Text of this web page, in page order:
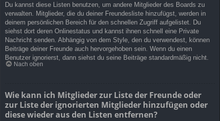
Du kannst diese Listen benutzen, um andere Mitglieder des Boards zu
verwalten. Mitglieder, die du deiner Freundesliste hinzufügst, werden in
deinem persönlichen Bereich für den schnellen Zugriff aufgelistet. Du
siehst dort deren Onlinestatus und kannst ihnen schnell eine Private
Nachricht senden. Abhängig von dem Style, den du verwendest, können
Beiträge deiner Freunde auch hervorgehoben sein. Wenn du einen
Benutzer ignorierst, dann siehst du seine Beiträge standardmäßig nicht.
Nach oben
Wie kann ich Mitglieder zur Liste der Freunde oder
zur Liste der ignorierten Mitglieder hinzufügen oder
diese wieder aus den Listen entfernen?